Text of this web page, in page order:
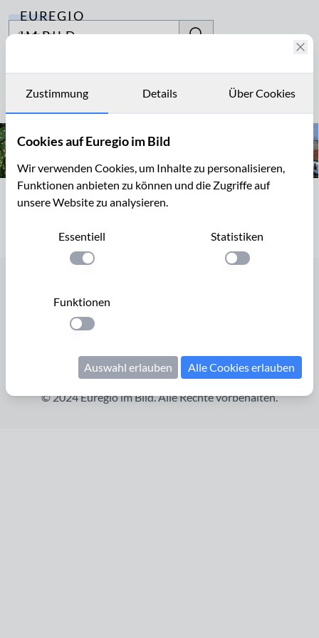
EUREGIO
IM BILD
Archiv
Kontakt
Archiv
Seite 1 von 1
Datenschutzerklärung
© 2024 Euregio im Bild. Alle Rechte vorbehalten.
Zustimmung Details Über Cookies
Cookies auf Euregio im Bild
Wir verwenden Cookies, um Inhalte zu personalisieren,
Funktionen anbieten zu können und die Zugriffe auf
unsere Website zu analysieren.
Essentiell
Einstellung anwenden
Statistiken
Einstellung
Funktionen
Einstellung anwenden
Auswahl erlauben Alle Cookies erlauben